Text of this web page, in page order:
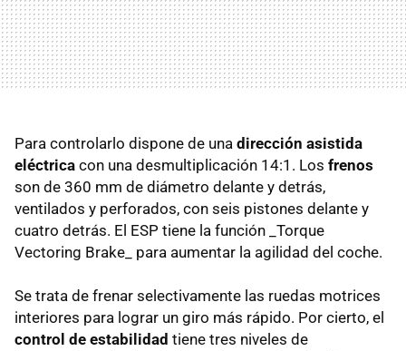
Para controlarlo dispone de una dirección asistida
eléctrica con una desmultiplicación 14:1. Los frenos
son de 360 mm de diámetro delante y detrás,
ventilados y perforados, con seis pistones delante y
cuatro detrás. El ESP tiene la función _Torque
Vectoring Brake_ para aumentar la agilidad del coche.
Se trata de frenar selectivamente las ruedas motrices
interiores para lograr un giro más rápido. Por cierto, el
control de estabilidad tiene tres niveles de